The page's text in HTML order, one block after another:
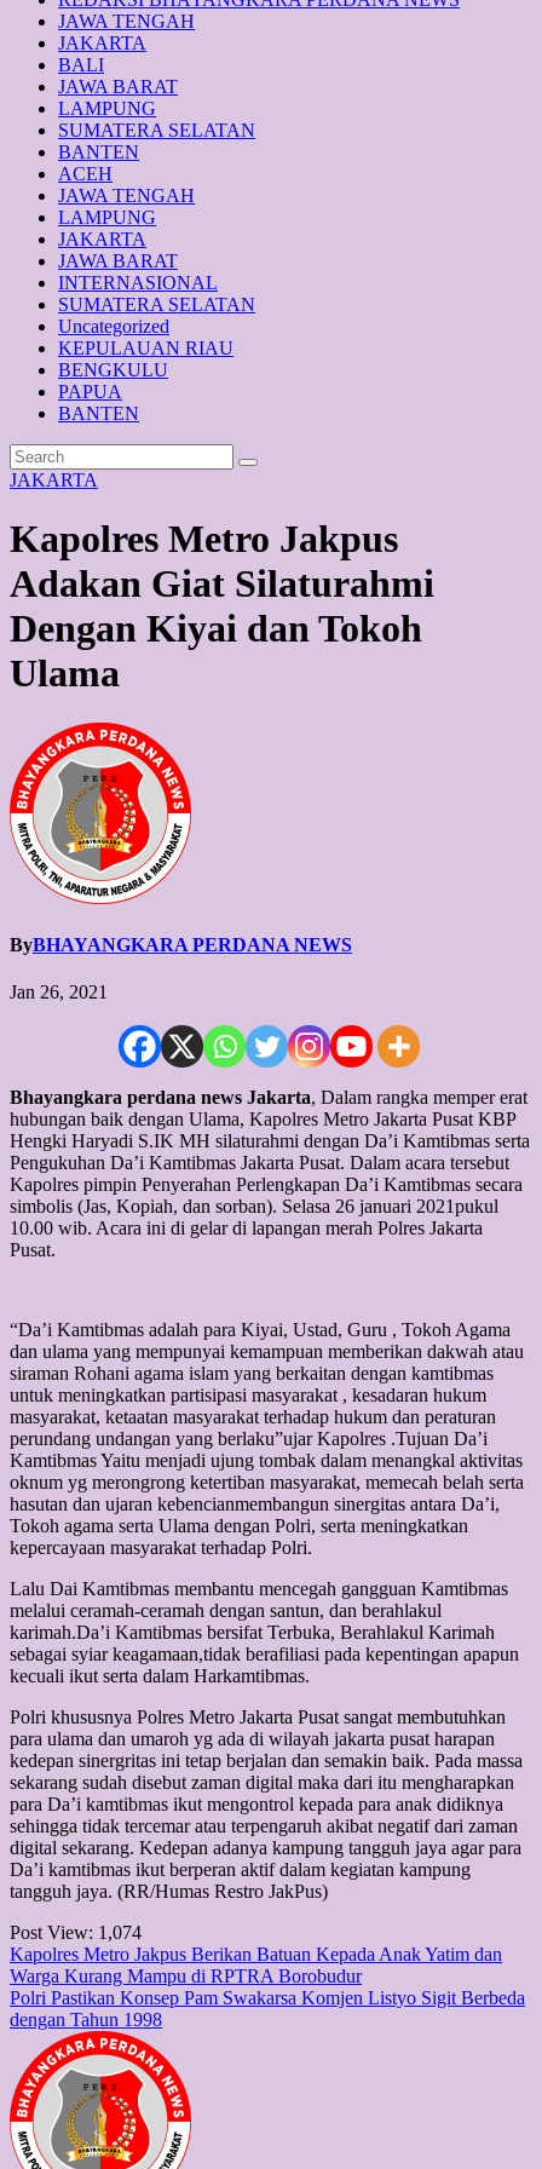
JAWA TENGAH
JAKARTA
BALI
JAWA BARAT
LAMPUNG
SUMATERA SELATAN
BANTEN
ACEH
JAWA TENGAH
LAMPUNG
JAKARTA
JAWA BARAT
INTERNASIONAL
SUMATERA SELATAN
Uncategorized
KEPULAUAN RIAU
BENGKULU
PAPUA
BANTEN
JAKARTA
Kapolres Metro Jakpus
Adakan Giat Silaturahmi
Dengan Kiyai dan Tokoh
Ulama
ByBHAYANGKARA PERDANA NEWS
Jan 26, 2021
Bhayangkara perdana news Jakarta, Dalam rangka memper erat
hubungan baik dengan Ulama, Kapolres Metro Jakarta Pusat KBP
Hengki Haryadi S.IK MH silaturahmi dengan Da’i Kamtibmas serta
Pengukuhan Da’i Kamtibmas Jakarta Pusat. Dalam acara tersebut
Kapolres pimpin Penyerahan Perlengkapan Da’i Kamtibmas secara
simbolis (Jas, Kopiah, dan sorban). Selasa 26 januari 2021pukul
10.00 wib. Acara ini di gelar di lapangan merah Polres Jakarta
Pusat.
“Da’i Kamtibmas adalah para Kiyai, Ustad, Guru , Tokoh Agama
dan ulama yang mempunyai kemampuan memberikan dakwah atau
siraman Rohani agama islam yang berkaitan dengan kamtibmas
untuk meningkatkan partisipasi masyarakat , kesadaran hukum
masyarakat, ketaatan masyarakat terhadap hukum dan peraturan
perundang undangan yang berlaku”ujar Kapolres .Tujuan Da’i
Kamtibmas Yaitu menjadi ujung tombak dalam menangkal aktivitas
oknum yg merongrong ketertiban masyarakat, memecah belah serta
hasutan dan ujaran kebencianmembangun sinergitas antara Da’i,
Tokoh agama serta Ulama dengan Polri, serta meningkatkan
kepercayaan masyarakat terhadap Polri.
Lalu Dai Kamtibmas membantu mencegah gangguan Kamtibmas
melalui ceramah-ceramah dengan santun, dan berahlakul
karimah.Da’i Kamtibmas bersifat Terbuka, Berahlakul Karimah
sebagai syiar keagamaan,tidak berafiliasi pada kepentingan apapun
kecuali ikut serta dalam Harkamtibmas.
Polri khususnya Polres Metro Jakarta Pusat sangat membutuhkan
para ulama dan umaroh yg ada di wilayah jakarta pusat harapan
kedepan sinergritas ini tetap berjalan dan semakin baik. Pada massa
sekarang sudah disebut zaman digital maka dari itu mengharapkan
para Da’i kamtibmas ikut mengontrol kepada para anak didiknya
sehingga tidak tercemar atau terpengaruh akibat negatif dari zaman
digital sekarang. Kedepan adanya kampung tangguh jaya agar para
Da’i kamtibmas ikut berperan aktif dalam kegiatan kampung
tangguh jaya. (RR/Humas Restro JakPus)
Post View: 1,074
Post
navigation
Kapolres Metro Jakpus Berikan Batuan Kepada Anak Yatim dan
Warga Kurang Mampu di RPTRA Borobudur
Polri Pastikan Konsep Pam Swakarsa Komjen Listyo Sigit Berbeda
dengan Tahun 1998